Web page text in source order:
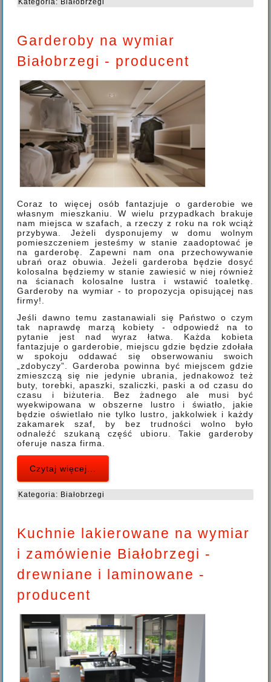
Kategoria: Białobrzegi
Garderoby na wymiar
Białobrzegi - producent
Coraz to więcej osób fantazjuje o garderobie we
własnym mieszkaniu. W wielu przypadkach brakuje
nam miejsca w szafach, a rzeczy z roku na rok wciąż
przybywa. Jeżeli dysponujemy w domu wolnym
pomieszczeniem jesteśmy w stanie zaadoptować je
na garderobę. Zapewni nam ona przechowywanie
ubrań oraz obuwia. Jeżeli garderoba będzie dosyć
kolosalna będziemy w stanie zawiesić w niej również
na ścianach kolosalne lustra i wstawić toaletkę.
Garderoby na wymiar - to propozycja opisującej nas
firmy!.
Jeśli dawno temu zastanawiali się Państwo o czym
tak naprawdę marzą kobiety - odpowiedź na to
pytanie jest nad wyraz łatwa. Każda kobieta
fantazjuje o garderobie, miejscu gdzie będzie zdołała
w spokoju oddawać się obserwowaniu swoich
„zdobyczy”. Garderoba powinna być miejscem gdzie
zmieszczą się nie jedynie ubrania, jednakowoż też
buty, torebki, apaszki, szaliczki, paski a od czasu do
czasu i biżuteria. Bez żadnego ale musi być
wyekwipowana w obszerne lustro i światło, jakie
będzie oświetlało nie tylko lustro, jakkolwiek i każdy
zakamarek szaf, by bez trudności wolno było
odnaleźć szukaną część ubioru. Takie garderoby
oferuje nasza firma.
Czytaj więcej...
Kategoria: Białobrzegi
Kuchnie lakierowane na wymiar
i zamówienie Białobrzegi -
drewniane i laminowane -
producent